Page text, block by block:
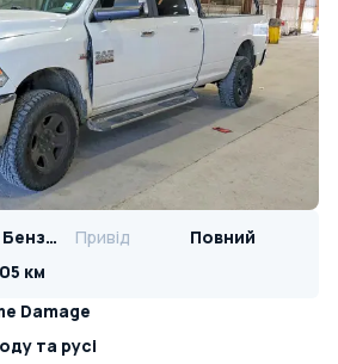
6.4л / Бензин Привід
Повний
км
Damage
та русі